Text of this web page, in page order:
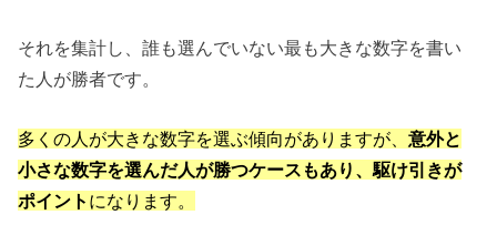
それを集計し、誰も選んでいない最も大きな数字を書い
た人が勝者です。
多くの人が大きな数字を選ぶ傾向がありますが、意外と
小さな数字を選んだ人が勝つケースもあり、駆け引きが
ポイント になります。